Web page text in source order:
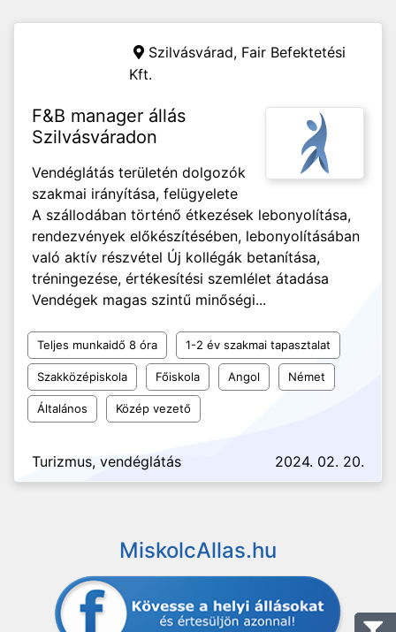
Szilvásvárad, Fair Befektetési
Kft.
F&B manager állás
Szilvásváradon
Vendéglátás területén dolgozók
szakmai irányítása, felügyelete
A szállodában történő étkezések lebonyolítása,
rendezvények előkészítésében, lebonyolításában
való aktív részvétel Új kollégák betanítása,
tréningezése, értékesítési szemlélet átadása
Vendégek magas szintű minőségi...
Teljes munkaidő 8 óra 1-2 év szakmai tapasztalat
Szakközépiskola Főiskola Angol Német
Általános Közép vezető
Turizmus, vendéglátás 2024. 02. 20.
MiskolcAllas.hu